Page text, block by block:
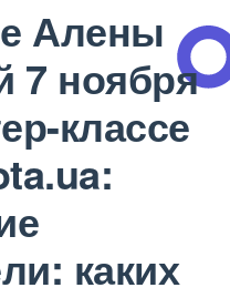
Алены
7 ноября
классе
каких